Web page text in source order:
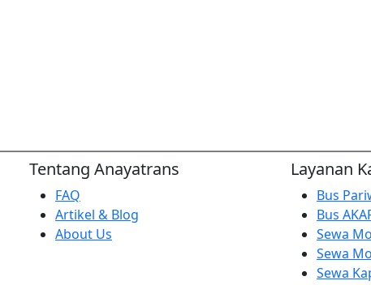
Tentang Anayatrans
FAQ
Artikel & Blog
About Us
Layanan
Bus
Bus
Sewa
Sewa
Sewa